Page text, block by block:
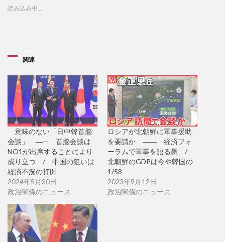
読み込み中…
関連
意味のない「日中韓首脳
会談」 ―— 首脳会談は
NO1が出席することにより
成り立つ / 中国の狙いは
経済不況の打開
2024年5月30日
政治関係のニュース
ロシアが北朝鮮に軍事援助
を要請か ―― 経済フォ
ーラムで軍事を語る愚 /
北朝鮮のGDPは今や韓国の
1/58
2023年9月12日
政治関係のニュース